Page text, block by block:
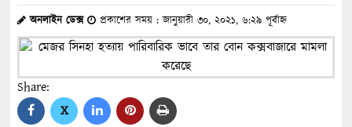
অনলাইন ডেক্স প্রকাশের সময় : জানুয়ারী ৩০, ২০২১, ৬:২৯ পূর্বাহ্ন
Share:
X